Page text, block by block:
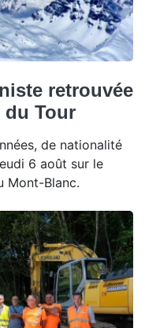
retrouvée
du Tour
de nationalité
6 août sur le
Mont-Blanc.